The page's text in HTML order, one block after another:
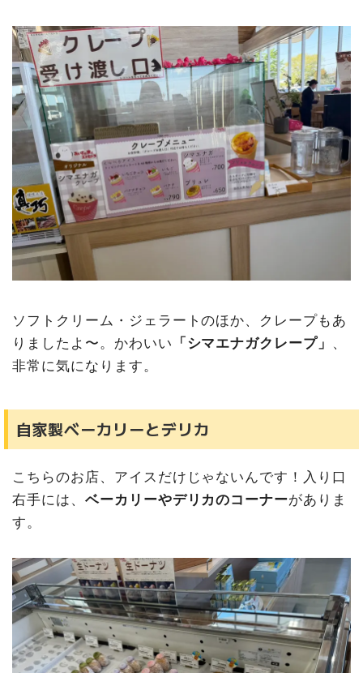
ソフトクリーム・ジェラートのほか、クレープもあ
りましたよ〜。かわいい 「シマエナガクレープ」 、
非常に気になります。
自家製ベーカリーとデリカ
こちらのお店、アイスだけじゃないんです！入り口
右手には、 ベーカリーやデリカのコーナーがありま
す。